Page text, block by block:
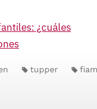
¿cuáles
tupper